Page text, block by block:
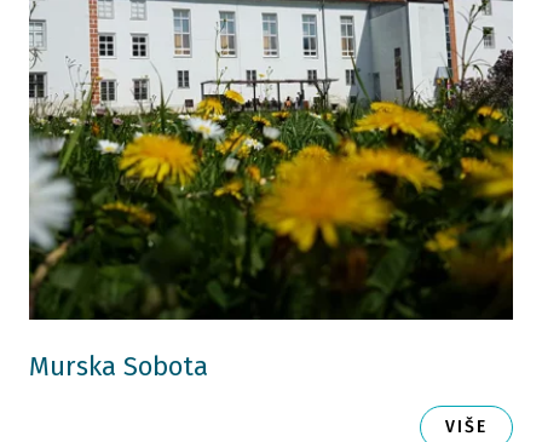
Murska Sobota
VIŠE